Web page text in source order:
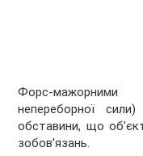
Форс-мажорними
непереборної
обставини, що
зобов’язань.